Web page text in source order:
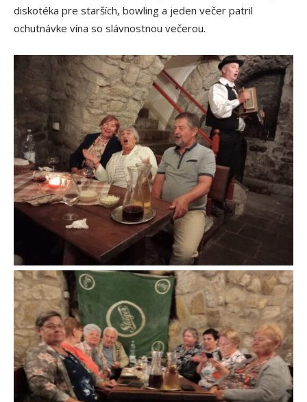
diskotéka pre starších, bowling a jeden večer patril
ochutnávke vína so slávnostnou večerou.